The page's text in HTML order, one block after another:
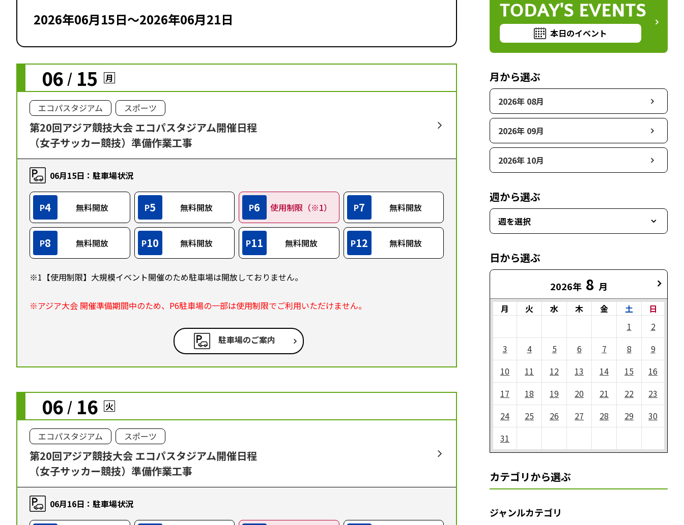
2026年06月15日～2026年06月21日
06 / 15 月
エコパスタジアム スポーツ
第20回アジア競技大会 エコパスタジアム開催日程
（女子サッカー競技）準備作業工事
06月15日：駐車場状況
P4 無料開放 P5 無料開放 P6 使用制限（※1） P7 無料開放
P8 無料開放 P10 無料開放 P11 無料開放 P12 無料開放
※1【使用制限】大規模イベント開催のため駐車場は開放しておりません。
※アジア大会 開催準備期間中のため、P6駐車場の一部は使用制限でご利用いただけません。
駐車場のご案内
06 / 16 火
エコパスタジアム スポーツ
第20回アジア競技大会 エコパスタジアム開催日程
（女子サッカー競技）準備作業工事
06月16日：駐車場状況
TODAY'S EVENTS
本日のイベント
月から選ぶ
2026年 08月
2026年 09月
2026年 10月
週から選ぶ
週を選択
日から選ぶ
2026年 8 月
月 火 水 木 金 土
日
1
2
3
4 5 6 7 8
9
10
11 12 13 14 15
16
17
18 19 20 21 22
23
24
25 26 27 28 29
30
31
カテゴリから選ぶ
ジャンルカテゴリ